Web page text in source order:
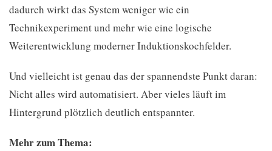
dadurch wirkt das System weniger wie ein
Technikexperiment und mehr wie eine logische
Weiterentwicklung moderner Induktionskochfelder.
Und vielleicht ist genau das der spannendste Punkt daran:
Nicht alles wird automatisiert. Aber vieles läuft im
Hintergrund plötzlich deutlich entspannter.
Mehr zum Thema: